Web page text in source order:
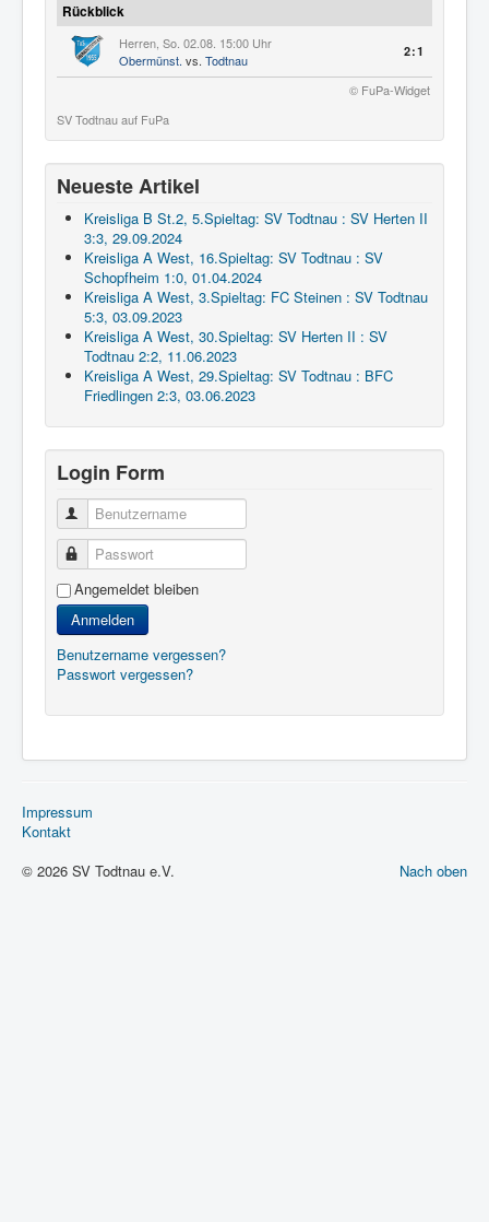
Rückblick
Herren, So. 02.08. 15:00 Uhr
Obermünst. vs. Todtnau
2:1
© FuPa-Widget
SV Todtnau auf FuPa
Neueste Artikel
Kreisliga B St.2, 5.Spieltag: SV Todtnau : SV Herten II
3:3, 29.09.2024
Kreisliga A West, 16.Spieltag: SV Todtnau : SV
Schopfheim 1:0, 01.04.2024
Kreisliga A West, 3.Spieltag: FC Steinen : SV Todtnau
5:3, 03.09.2023
Kreisliga A West, 30.Spieltag: SV Herten II : SV
Todtnau 2:2, 11.06.2023
Kreisliga A West, 29.Spieltag: SV Todtnau : BFC
Friedlingen 2:3, 03.06.2023
Login Form
Benutzername
Passwort
Angemeldet bleiben
Anmelden
Benutzername vergessen?
Passwort vergessen?
Impressum
Kontakt
Nach oben
© 2026 SV Todtnau e.V.